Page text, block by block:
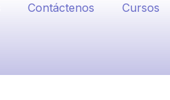
Contáctenos Cursos